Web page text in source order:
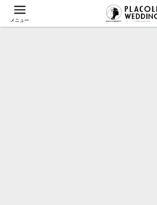
メニュー